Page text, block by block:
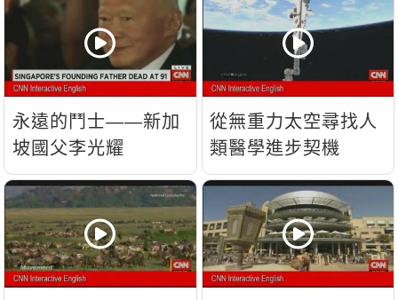
永遠的鬥士——新加
坡國父李光耀
從無重力太空尋找人
類醫學進步契機